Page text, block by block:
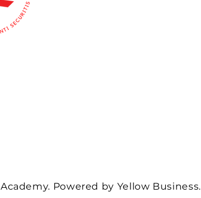
Academy. Powered by Yellow Business.